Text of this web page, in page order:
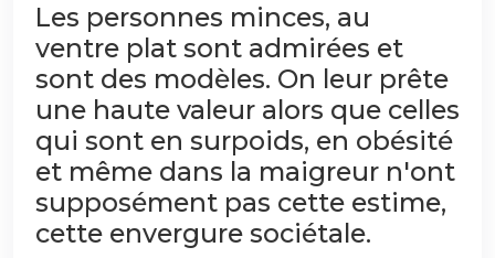
Les personnes minces, au
ventre plat sont admirées et
sont des modèles. On leur prête
une haute valeur alors que celles
qui sont en surpoids, en obésité
et même dans la maigreur n'ont
supposément pas cette estime,
cette envergure sociétale.